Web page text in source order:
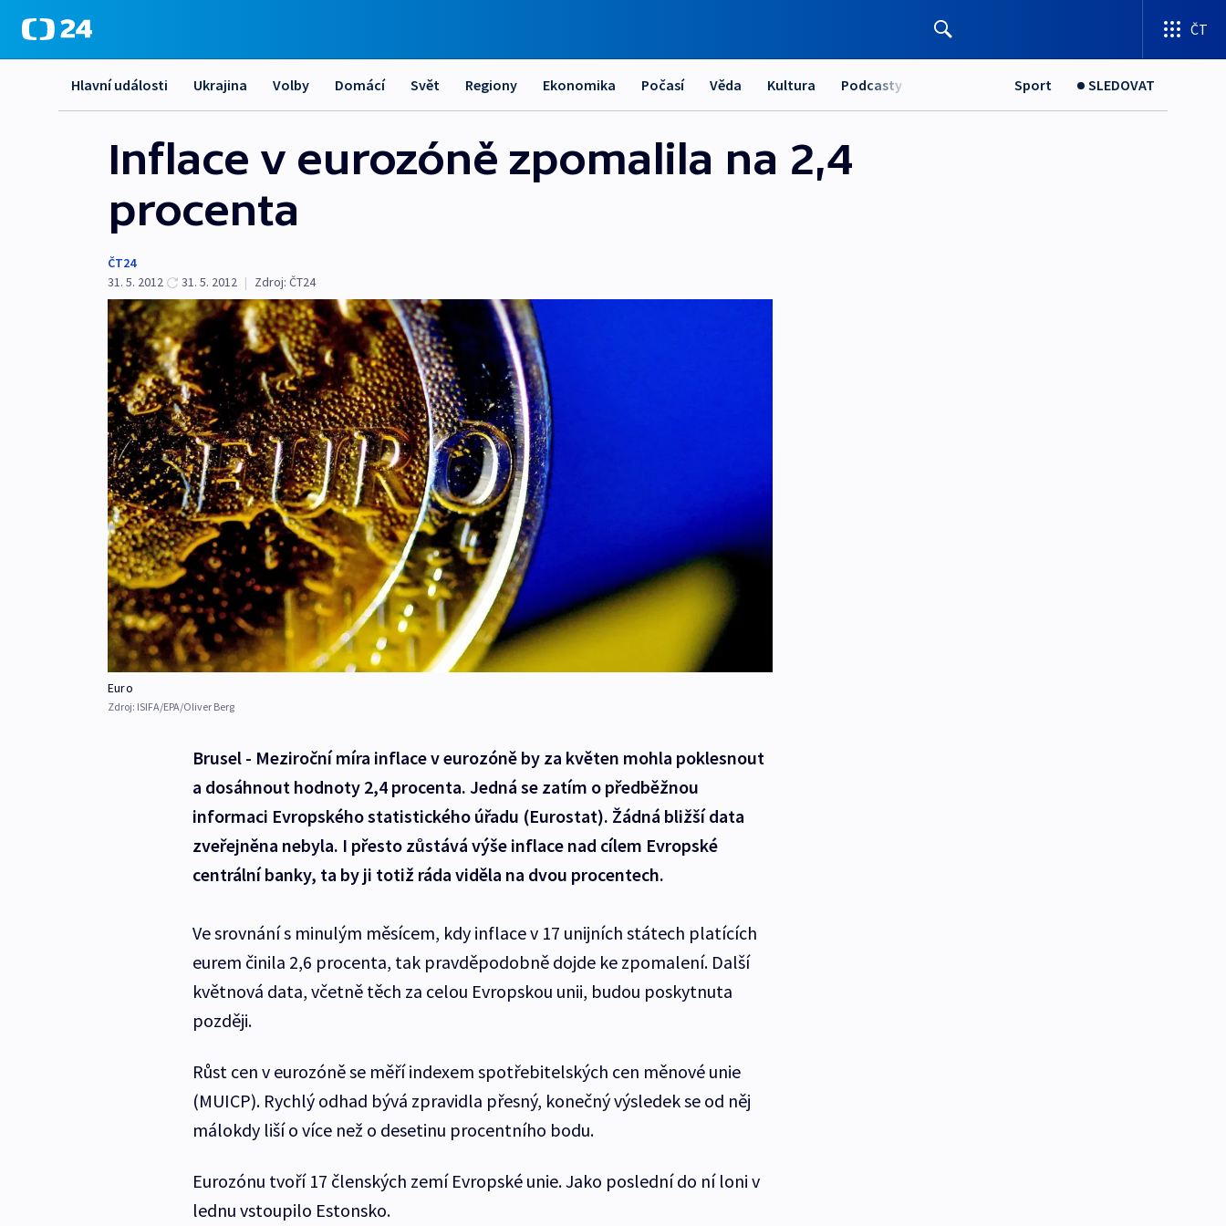
ČT
Hlavní události Ukrajina Volby Domácí Svět Regiony Ekonomika Počasí Věda Kultura Podcasty Sport SLEDOVAT
Inflace v eurozóně zpomalila na 2,4
procenta
ČT24
31. 5. 2012
31. 5. 2012 | Zdroj: ČT24
Euro
Zdroj: ISIFA/EPA/Oliver Berg
Brusel - Meziroční míra inflace v eurozóně by za květen mohla poklesnout
a dosáhnout hodnoty 2,4 procenta. Jedná se zatím o předběžnou
informaci Evropského statistického úřadu (Eurostat). Žádná bližší data
zveřejněna nebyla. I přesto zůstává výše inflace nad cílem Evropské
centrální banky, ta by ji totiž ráda viděla na dvou procentech.
Ve srovnání s minulým měsícem, kdy inflace v 17 unijních státech platících
eurem činila 2,6 procenta, tak pravděpodobně dojde ke zpomalení. Další
květnová data, včetně těch za celou Evropskou unii, budou poskytnuta
později.
Růst cen v eurozóně se měří indexem spotřebitelských cen měnové unie
(MUICP). Rychlý odhad bývá zpravidla přesný, konečný výsledek se od něj
málokdy liší o více než o desetinu procentního bodu.
Eurozónu tvoří 17 členských zemí Evropské unie. Jako poslední do ní loni v
lednu vstoupilo Estonsko.